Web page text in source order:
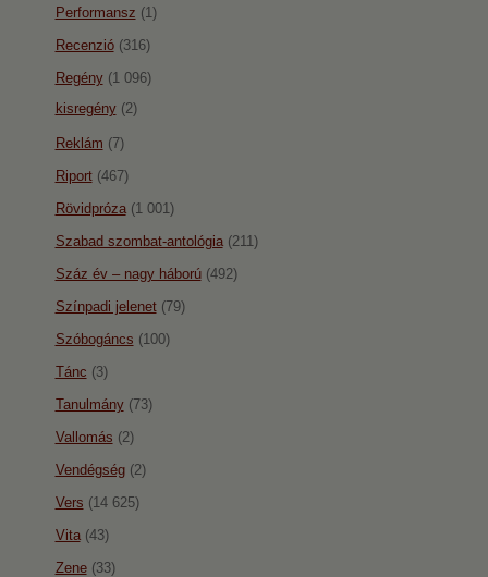
Performansz (1)
Recenzió(316)
Regény(1 096)
kisregény(2)
Reklám (7)
Riport(467)
Rövidpróza(1 001)
Szabad szombat-antológia(211)
Száz év – nagy háború(492)
Színpadi jelenet(79)
Szóbogáncs (100)
Tánc (3)
Tanulmány(73)
Vallomás (2)
Vendégség(2)
Vers (14 625)
Vita(43)
Zene(33)